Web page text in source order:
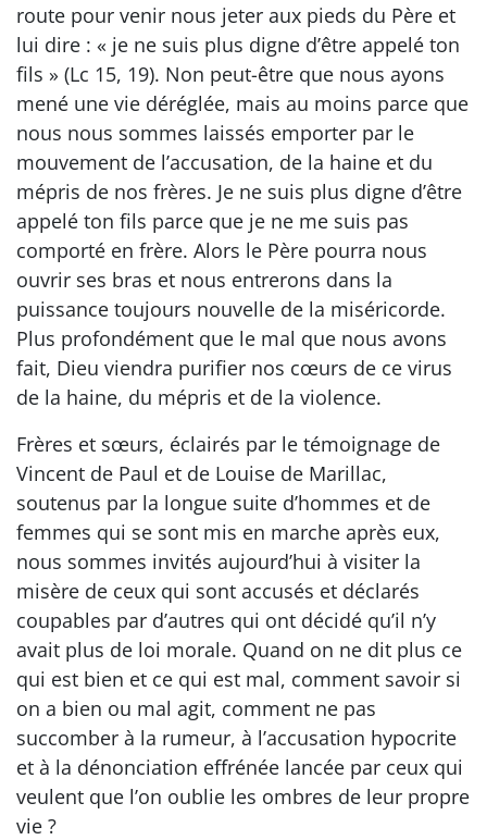
route pour venir nous jeter aux pieds du Père et
lui dire : « je ne suis plus digne d’être appelé ton
fils » (Lc 15, 19). Non peut-être que nous ayons
mené une vie déréglée, mais au moins parce que
nous nous sommes laissés emporter par le
mouvement de l’accusation, de la haine et du
mépris de nos frères. Je ne suis plus digne d’être
appelé ton fils parce que je ne me suis pas
comporté en frère. Alors le Père pourra nous
ouvrir ses bras et nous entrerons dans la
puissance toujours nouvelle de la miséricorde.
Plus profondément que le mal que nous avons
fait, Dieu viendra purifier nos cœurs de ce virus
de la haine, du mépris et de la violence.
Frères et sœurs, éclairés par le témoignage de
Vincent de Paul et de Louise de Marillac,
soutenus par la longue suite d’hommes et de
femmes qui se sont mis en marche après eux,
nous sommes invités aujourd’hui à visiter la
misère de ceux qui sont accusés et déclarés
coupables par d’autres qui ont décidé qu’il n’y
avait plus de loi morale. Quand on ne dit plus ce
qui est bien et ce qui est mal, comment savoir si
on a bien ou mal agit, comment ne pas
succomber à la rumeur, à l’accusation hypocrite
et à la dénonciation effrénée lancée par ceux qui
veulent que l’on oublie les ombres de leur propre
vie ?